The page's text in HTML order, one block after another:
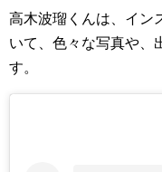
高木波瑠くんは、イン
いて、色々な写真や、
す。